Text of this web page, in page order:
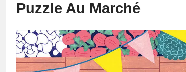
Puzzle Au Marché